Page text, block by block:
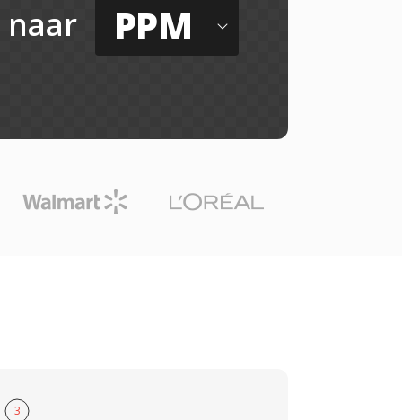
naar PPM
3